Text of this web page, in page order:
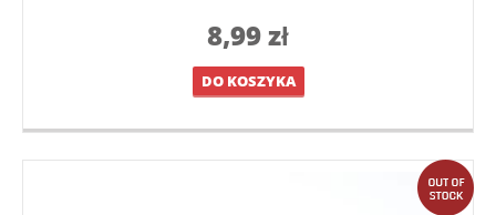
8,99zł
DO KOSZYKA